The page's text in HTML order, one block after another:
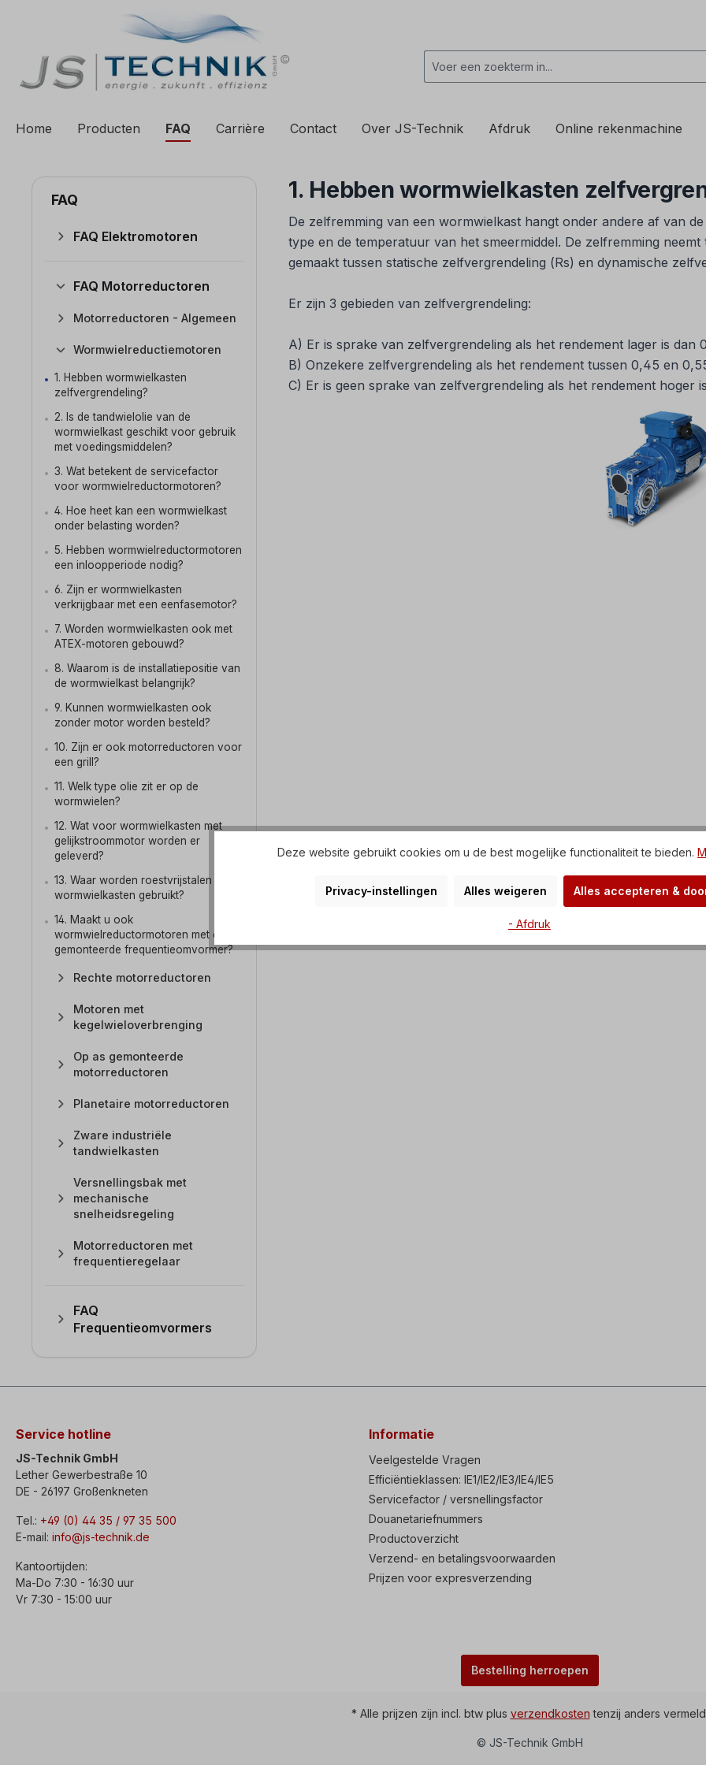
Ga naar de hoofdnavigatie
Home Producten FAQ Carrière Contact Over JS-Technik Afdruk Online rekenmachine
FAQ
FAQ Elektromotoren
FAQ Motorreductoren
Motorreductoren - Algemeen
Wormwielreductiemotoren
1. Hebben wormwielkasten
zelfvergrendeling?
2. Is de tandwielolie van de
wormwielkast geschikt voor gebruik
met voedingsmiddelen?
3. Wat betekent de servicefactor
voor wormwielreductormotoren?
4. Hoe heet kan een wormwielkast
onder belasting worden?
5. Hebben wormwielreductormotoren
een inloopperiode nodig?
6. Zijn er wormwielkasten
verkrijgbaar met een eenfasemotor?
7. Worden wormwielkasten ook met
ATEX-motoren gebouwd?
8. Waarom is de installatiepositie van
de wormwielkast belangrijk?
9. Kunnen wormwielkasten ook
zonder motor worden besteld?
10. Zijn er ook motorreductoren voor
een grill?
11. Welk type olie zit er op de
wormwielen?
12. Wat voor wormwielkasten met
gelijkstroommotor worden er
geleverd?
13. Waar worden roestvrijstalen
wormwielkasten gebruikt?
14. Maakt u ook
wormwielreductormotoren met een
gemonteerde frequentieomvormer?
Rechte motorreductoren
Motoren met
kegelwieloverbrenging
Op as gemonteerde
motorreductoren
Planetaire motorreductoren
Zware industriële
tandwielkasten
Versnellingsbak met
mechanische
snelheidsregeling
Motorreductoren met
frequentieregelaar
FAQ
Frequentieomvormers
1. Hebben wormwielkasten
De zelfremming van een wormwielkast hangt onder andere af van
type en de temperatuur van het smeermiddel. De zelfremming
gemaakt tussen statische zelfvergrendeling (Rs) en dynamische
Er zijn 3 gebieden van zelfvergrendeling:
A) Er is sprake van zelfvergrendeling als het rendement lager is dan
B) Onzekere zelfvergrendeling als het rendement tussen 0,45 en
C) Er is geen sprake van zelfvergrendeling als het rendement hoger
Service hotline
JS-Technik GmbH
Lether Gewerbestraße 10
DE - 26197 Großenkneten
Tel.: +49 (0) 44 35 / 97 35 500
E-mail: info@js-technik.de
Kantoortijden:
Ma-Do 7:30 - 16:30 uur
Vr 7:30 - 15:00 uur
Informatie
Veelgestelde Vragen
Efficiëntieklassen: IE1/IE2/IE3/IE4/IE5
Servicefactor / versnellingsfactor
Douanetariefnummers
Productoverzicht
Verzend- en betalingsvoorwaarden
Prijzen voor expresverzending
Bestelling herroepen
* Alle prijzen zijn incl. btw plus verzendkosten tenzij anders
© JS-Technik GmbH
Deze website gebruikt cookies om u de best mogelijke functionaliteit te bieden.
Privacy-instellingen Alles weigeren Alles accepteren &
- Afdruk